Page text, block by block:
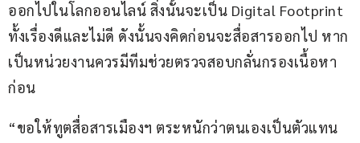
ออกไปในโลกออนไลน์ สิ่งนั้นจะเป็น Digital Footprint
ทั้งเรื่องดีและไม่ดี ดังนั้นจงคิดก่อนจะสื่อสารออกไป หาก
เป็นหน่วยงานควรมีทีมช่วยตรวจสอบกลั่นกรองเนื้อหา
ก่อน
“ขอให้ทูตสื่อสารเมืองฯ ตระหนักว่าตนเองเป็นตัวแทน